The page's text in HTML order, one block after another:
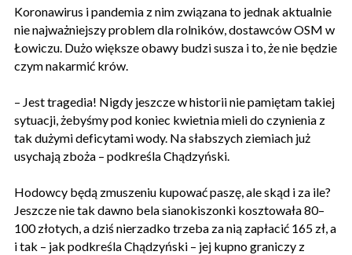
Koronawirus i pandemia z nim związana to jednak aktualnie
nie najważniejszy problem dla rolników, dostawców OSM w
Łowiczu. Dużo większe obawy budzi susza i to, że nie będzie
czym nakarmić krów.
– Jest tragedia! Nigdy jeszcze w historii nie pamiętam takiej
sytuacji, żebyśmy pod koniec kwietnia mieli do czynienia z
tak dużymi deficytami wody. Na słabszych ziemiach już
usychają zboża – podkreśla Chądzyński.
Hodowcy będą zmuszeniu kupować paszę, ale skąd i za ile?
Jeszcze nie tak dawno bela sianokiszonki kosztowała 80–
100 złotych, a dziś nierzadko trzeba za nią zapłacić 165 zł, a
i tak – jak podkreśla Chądzyński – jej kupno graniczy z